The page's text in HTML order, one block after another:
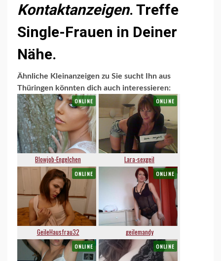
Kontaktanzeigen. Treffe
Single-Frauen in Deiner
Nähe.
Ähnliche Kleinanzeigen zu Sie sucht Ihn aus
Thüringen könnten dich auch interessieren: